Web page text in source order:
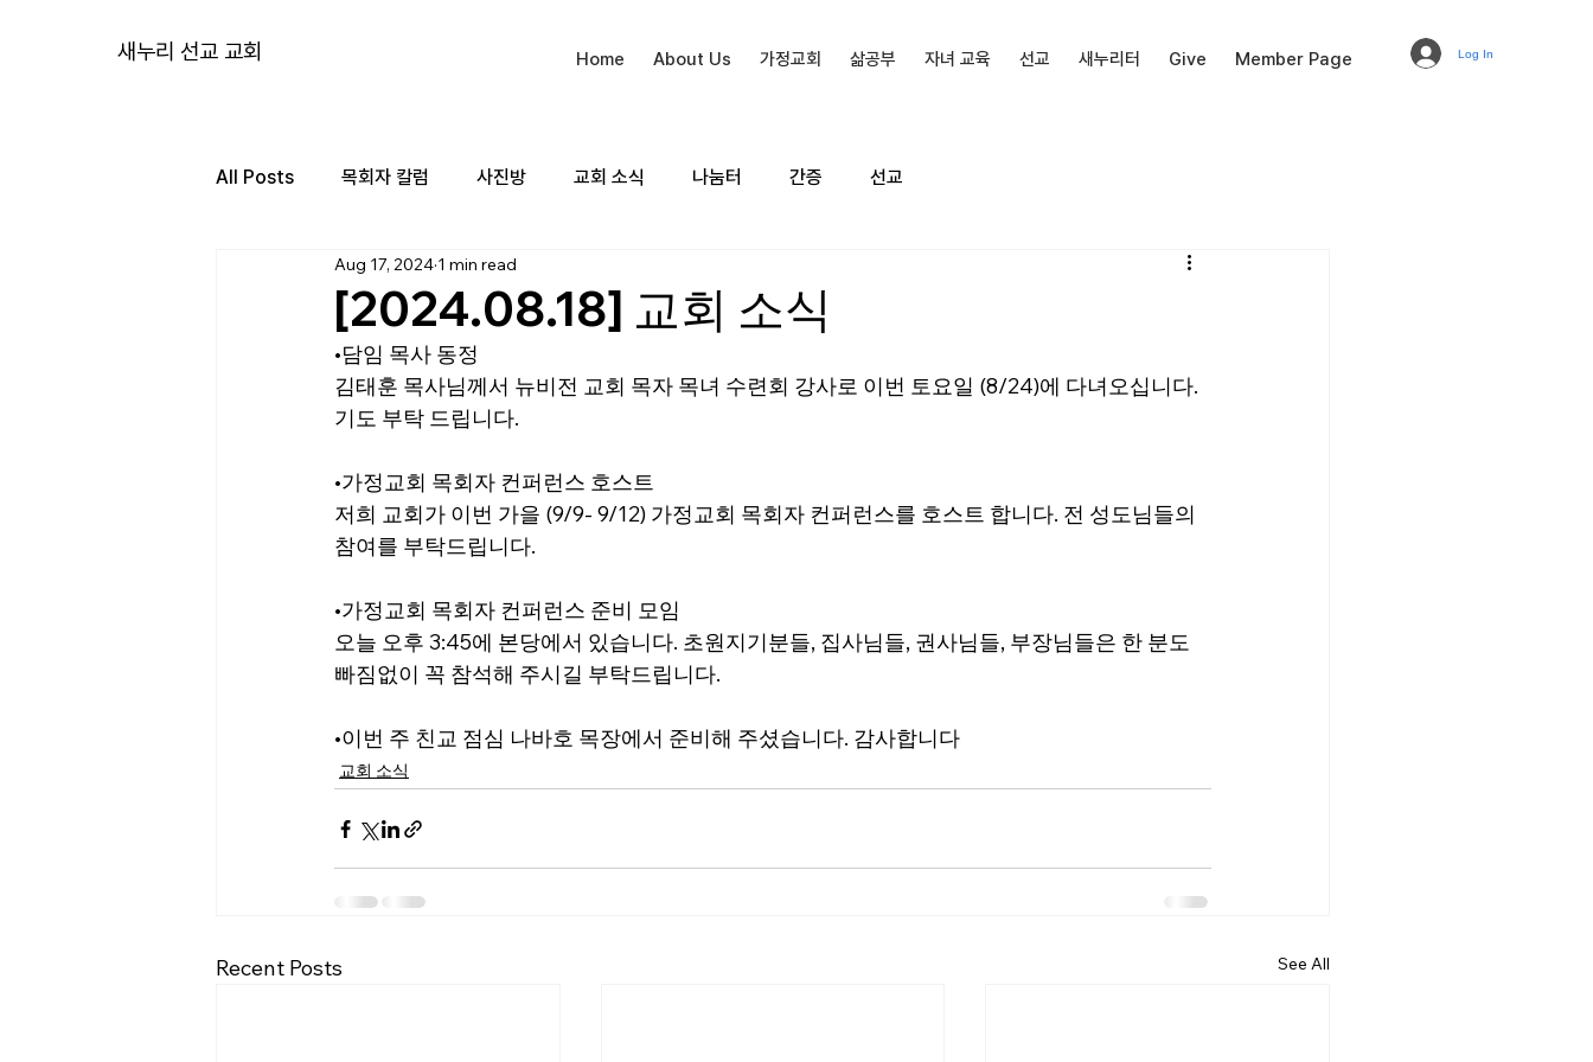
새누리 선교 교회 Home About Us 가정교회 삶공부 자녀 교육 선교 새누리터 Give Member Page Log In
All Posts 목회자 칼럼 사진방 교회 소식 나눔터 간증 선교
[2024.08.18] 교회 소식
Aug 17, 2024 1 min read
•담임 목사 동정
김태훈 목사님께서 뉴비전 교회 목자 목녀 수련회 강사로 이번 토요일 (8/24)에 다녀오십니다.
기도 부탁 드립니다.
•가정교회 목회자 컨퍼런스 호스트
저희 교회가 이번 가을 (9/9- 9/12) 가정교회 목회자 컨퍼런스를 호스트 합니다. 전 성도님들의
참여를 부탁드립니다.
•가정교회 목회자 컨퍼런스 준비 모임
오늘 오후 3:45에 본당에서 있습니다. 초원지기분들, 집사님들, 권사님들, 부장님들은 한 분도
빠짐없이 꼭 참석해 주시길 부탁드립니다.
•이번 주 친교 점심 나바호 목장에서 준비해 주셨습니다. 감사합니다
교회 소식
Recent Posts See All